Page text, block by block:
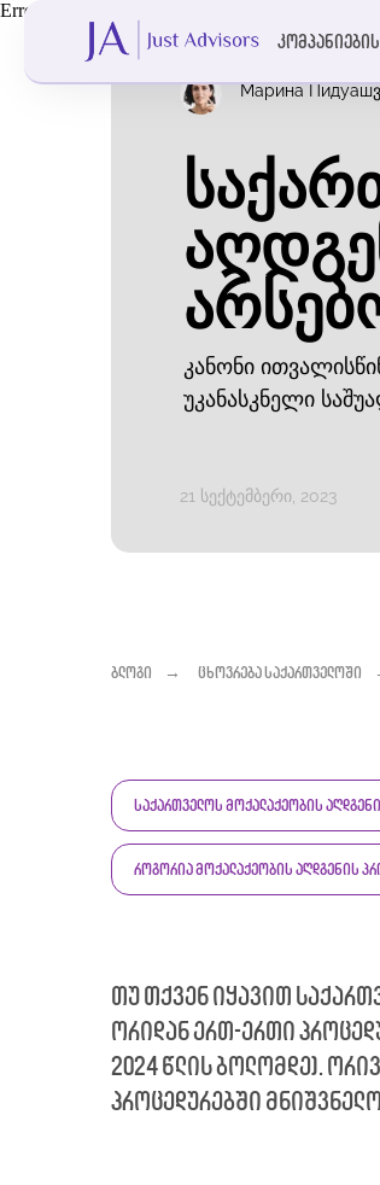
Error get alias
კანონი
უკანასკნელი
21 სექტემბერი, 2023
Марина
ბლოგი → ცხოვრება საქართველოში
საქართველოს მოქალაქეობის
როგორია მოქალაქეობის აღდგენის
თუ თქვენ იყავით
ორიდან ერთ-ერთი
2024 წლის ბოლომდე).
პროცედურებში